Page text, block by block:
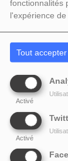
fonctionnalités
l'expérience de
Tout accepter
Activé
Activé
09 JUIN 2019
PARTAGEZ